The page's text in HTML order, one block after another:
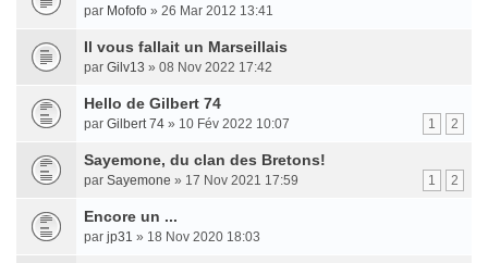
par Mofofo » 26 Mar 2012 13:41
Il vous fallait un Marseillais
par Gilv13 » 08 Nov 2022 17:42
Hello de Gilbert 74
1 2
par Gilbert 74 » 10 Fév 2022 10:07
Sayemone, du clan des Bretons!
1 2
par Sayemone » 17 Nov 2021 17:59
Encore un ...
par jp31 » 18 Nov 2020 18:03